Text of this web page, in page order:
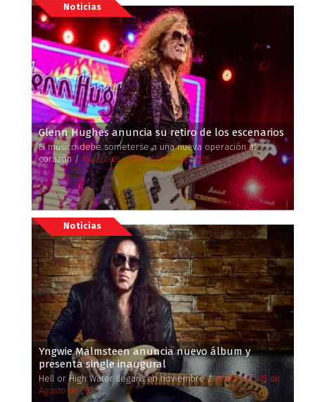
Noticias
Glenn Hughes anuncia su retiro de los escenarios
El músico debe someterse a una nueva operación al
corazón /Miércoles, 05 de Agosto de 2026
Noticias
Yngwie Malmsteen anuncia nuevo álbum y
presenta single inaugural
Hell or High Water llegará en noviembre /Miércoles, 05 de
Agosto de 2026